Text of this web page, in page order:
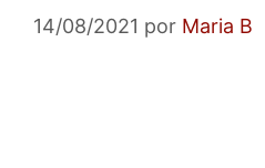
14/08/2021 por Maria B